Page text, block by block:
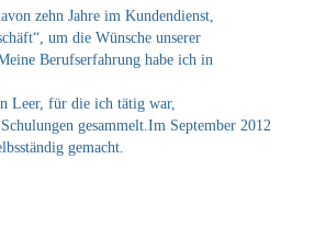
zehn Jahre im Kundendienst,
um die Wünsche unserer
Berufserfahrung habe ich in
Leer, für die ich tätig war,
gesammelt.Im September 2012
gemacht.